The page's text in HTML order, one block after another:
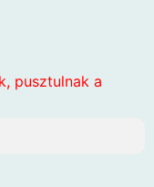
pusztulnak a